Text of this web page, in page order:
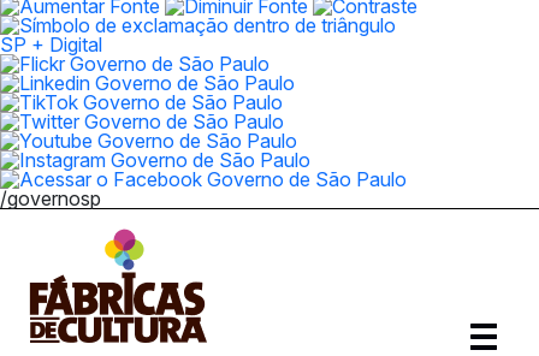
SP + Digital
/governosp